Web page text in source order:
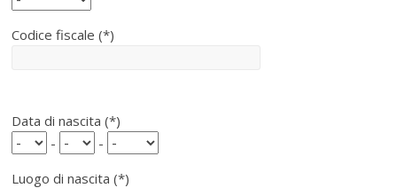
e
l
r
o
"
Codice fiscale (*)
Data di nascita (*)
-
-
Luogo di nascita (*)